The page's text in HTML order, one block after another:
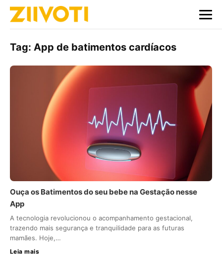
Tag: App de batimentos cardíacos
Ouça os Batimentos do seu bebe na Gestação nesse
App
A tecnologia revolucionou o acompanhamento gestacional,
trazendo mais segurança e tranquilidade para as futuras
mamães. Hoje,…
Leia mais